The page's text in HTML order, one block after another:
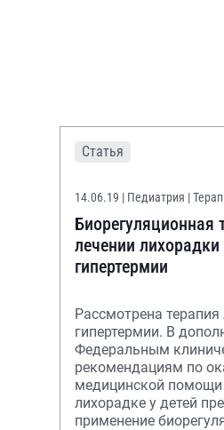
Статья
14.06.19 | Педиатрия |
Биорегуляционная
лечении лихорадки
гипертермии
Рассмотрена
гипертермии. В
Федеральным
рекомендациям по
медицинской помощи
лихорадке у детей
применение